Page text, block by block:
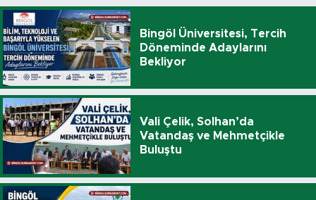
Bingöl Üniversitesi, Tercih
Döneminde Adaylarını
Bekliyor
Vali Çelik, Solhan’da
Vatandaş ve Mehmetçikle
Buluştu